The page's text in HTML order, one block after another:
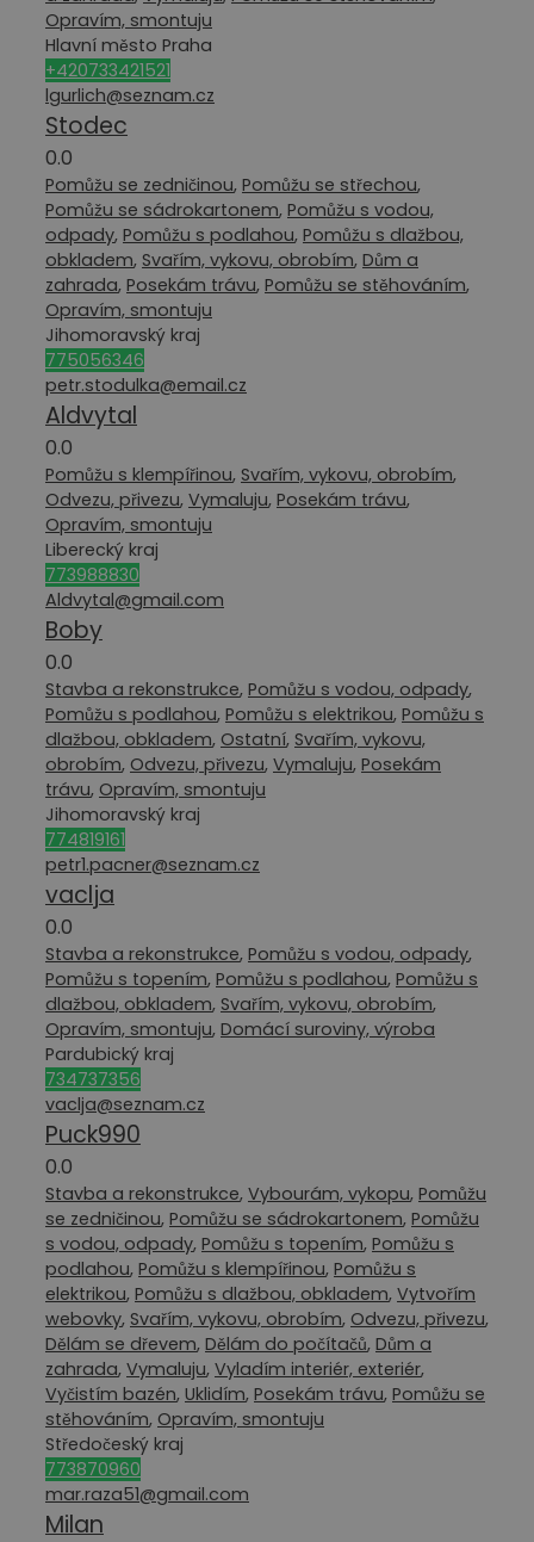
Opravím, smontuju
Hlavní město Praha
+420733421521
lgurlich@seznam.cz
Stodec
0.0
Pomůžu se zedničinou, Pomůžu se střechou,
Pomůžu se sádrokartonem, Pomůžu s vodou,
odpady, Pomůžu s podlahou, Pomůžu s dlažbou,
obkladem, Svařím, vykovu, obrobím, Dům a
zahrada, Posekám trávu, Pomůžu se stěhováním,
Opravím, smontuju
Jihomoravský kraj
775056346
petr.stodulka@email.cz
Aldvytal
0.0
Pomůžu s klempířinou, Svařím, vykovu, obrobím,
Odvezu, přivezu, Vymaluju, Posekám trávu,
Opravím, smontuju
Liberecký kraj
773988830
Aldvytal@gmail.com
Boby
0.0
Stavba a rekonstrukce, Pomůžu s vodou, odpady,
Pomůžu s podlahou, Pomůžu s elektrikou, Pomůžu s
dlažbou, obkladem, Ostatní, Svařím, vykovu,
obrobím, Odvezu, přivezu, Vymaluju, Posekám
trávu, Opravím, smontuju
Jihomoravský kraj
774819161
petr1.pacner@seznam.cz
vaclja
0.0
Stavba a rekonstrukce, Pomůžu s vodou, odpady,
Pomůžu s topením, Pomůžu s podlahou, Pomůžu s
dlažbou, obkladem, Svařím, vykovu, obrobím,
Opravím, smontuju, Domácí suroviny, výroba
Pardubický kraj
734737356
vaclja@seznam.cz
Puck990
0.0
Stavba a rekonstrukce, Vybourám, vykopu, Pomůžu
se zedničinou, Pomůžu se sádrokartonem, Pomůžu
s vodou, odpady, Pomůžu s topením, Pomůžu s
podlahou, Pomůžu s klempířinou, Pomůžu s
elektrikou, Pomůžu s dlažbou, obkladem, Vytvořím
webovky, Svařím, vykovu, obrobím, Odvezu, přivezu,
Dělám se dřevem, Dělám do počítačů, Dům a
zahrada, Vymaluju, Vyladím interiér, exteriér,
Vyčistím bazén, Uklidím, Posekám trávu, Pomůžu se
stěhováním, Opravím, smontuju
Středočeský kraj
773870960
mar.raza51@gmail.com
Milan